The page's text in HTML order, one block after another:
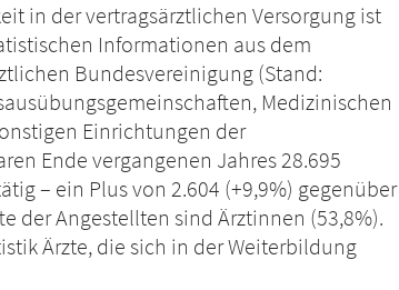
in der vertragsärztlichen Versorgung ist
Informationen aus dem
Bundesvereinigung (Stand:
Medizinischen
Einrichtungen der
Ende vergangenen Jahres 28.695
– ein Plus von 2.604 (+9,9%) gegenüber
der Angestellten sind Ärztinnen (53,8%).
Ärzte, die sich in der Weiterbildung